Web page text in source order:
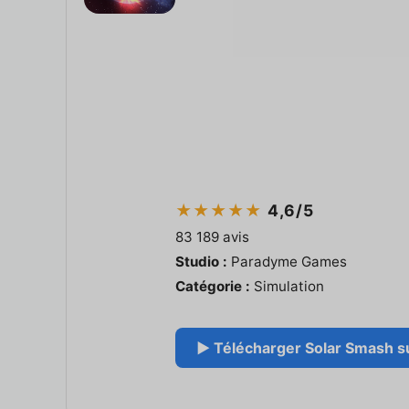
★★★★★4,6/5
83 189 avis
Studio : Paradyme Games
Catégorie : Simulation
▶ Télécharger Solar Smash